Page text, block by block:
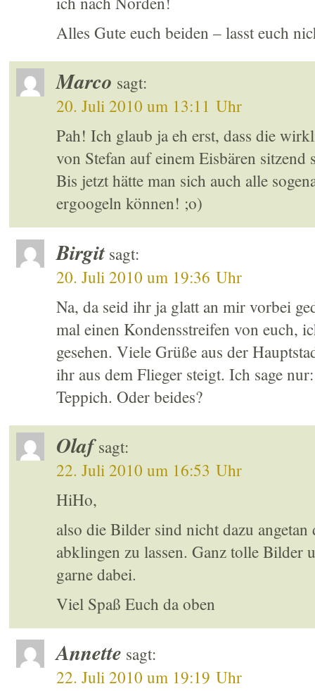
Alles Gute euch beiden – lasst euch
Marco sagt:
20. Juli 2010 um 13:11 Uhr
Pah! Ich glaub ja eh erst, dass die
von Stefan auf einem Eisbären sitzend
Bis jetzt hätte man sich auch alle
ergoogeln können! ;o)
Birgit sagt:
20. Juli 2010 um 19:36 Uhr
Na, da seid ihr ja glatt an mir vorbei
mal einen Kondensstreifen von euch,
gesehen. Viele Grüße aus der
ihr aus dem Flieger steigt. Ich sage
Teppich. Oder beides?
Olaf sagt:
22. Juli 2010 um 16:53 Uhr
HiHo,
also die Bilder sind nicht dazu angetan
abklingen zu lassen. Ganz tolle Bilder
garne dabei.
Viel Spaß Euch da oben
Annette sagt:
22. Juli 2010 um 19:19 Uhr